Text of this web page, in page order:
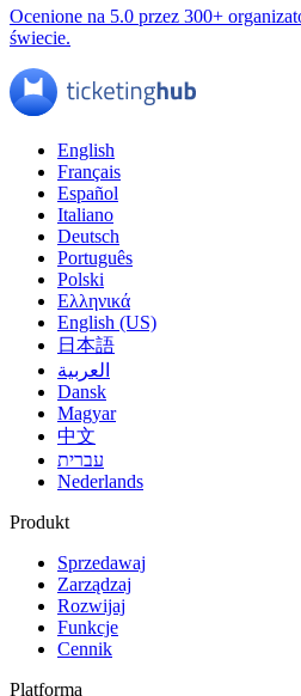
Ocenione na 5.0 przez 300+
świecie.
English
Français
Español
Italiano
Deutsch
Português
Polski
Ελληνικά
English (US)
日本語
العربية
Dansk
Magyar
中文
עברית
Nederlands
Produkt
Sprzedawaj
Zarządzaj
Rozwijaj
Funkcje
Cennik
Platforma